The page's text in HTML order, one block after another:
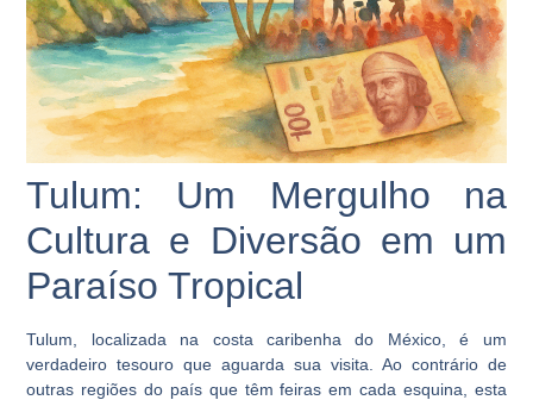
Tulum: Um Mergulho na
Cultura e Diversão em um
Paraíso Tropical
Tulum, localizada na costa caribenha do México, é um
verdadeiro tesouro que aguarda sua visita. Ao contrário de
outras regiões do país que têm feiras em cada esquina, esta